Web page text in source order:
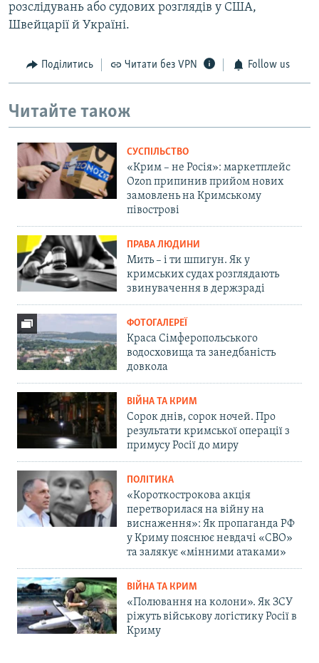
розслідувань або судових розглядів у США,
Швейцарії й Україні.
Поділитись Читати без VPN Follow us
Читайте також
СУСПІЛЬСТВО
«Крим – не Росія»: маркетплейс
Ozon припинив прийом нових
замовлень на Кримському
півострові
ПРАВА ЛЮДИНИ
Мить – і ти шпигун. Як у
кримських судах розглядають
звинувачення в держзраді
ФОТОГАЛЕРЕЇ
Краса Сімферопольського
водосховища та занедбаність
довкола
ВІЙНА ТА КРИМ
Сорок днів, сорок ночей. Про
результати кримської операції з
примусу Росії до миру
ПОЛІТИКА
«Короткострокова акція
перетворилася на війну на
виснаження»: Як пропаганда РФ
у Криму пояснює невдачі «СВО»
та залякує «мінними атаками»
ВІЙНА ТА КРИМ
«Полювання на колони». Як ЗСУ
ріжуть військову логістику Росії в
Криму